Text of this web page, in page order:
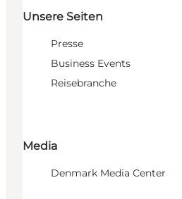
Unsere Seiten
Presse
Business Events
Reisebranche
Media
Denmark Media Center